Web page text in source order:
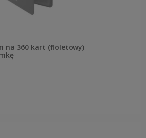
na 360 kart (fioletowy)